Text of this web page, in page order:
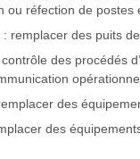
ou réfection de
remplacer des puits
des procédés
des
des